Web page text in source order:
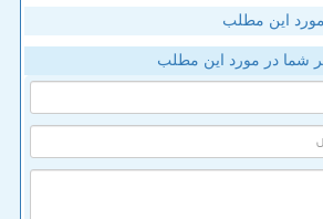
مورد این مطلب
شما در مورد این مطلب